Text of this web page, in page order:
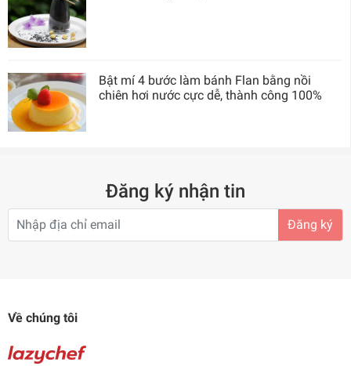
Bật mí 4 bước làm bánh Flan bằng nồi
chiên hơi nước cực dễ, thành công 100%
Đăng ký nhận tin
Đăng ký
Về chúng tôi